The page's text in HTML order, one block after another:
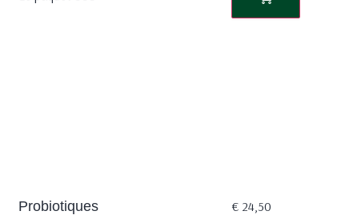
Probiotiques
€24,50